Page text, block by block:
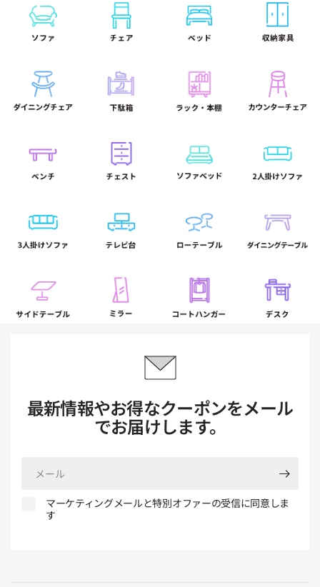
最新情報やお得なクーポンをメール
でお届けします。
マーケティングメールと特別オファーの受信に同意しま
す